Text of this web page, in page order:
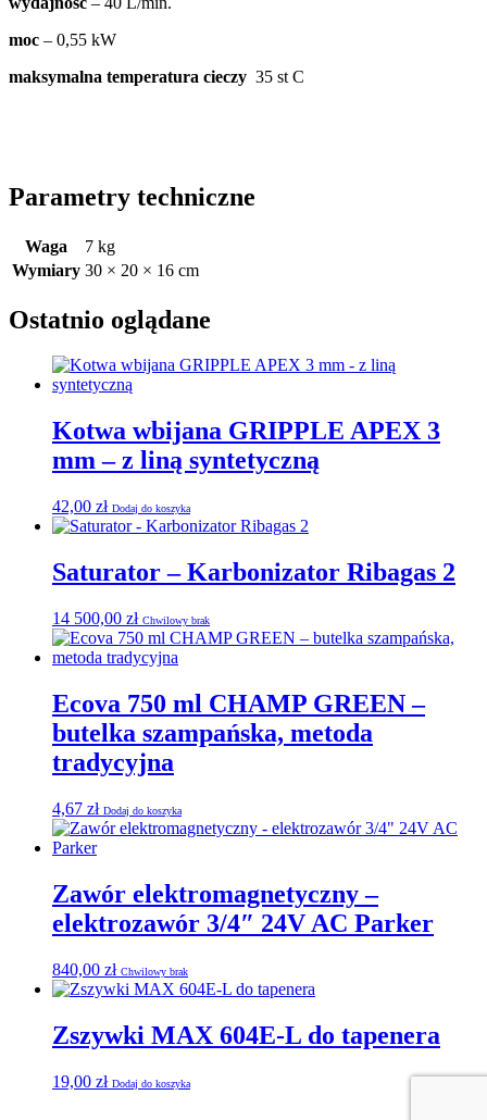
moc – 0,55 kW
maksymalna temperatura cieczy 35 st C
Parametry techniczne
Waga
7 kg
Wymiary 30 × 20 × 16 cm
Ostatnio oglądane
Kotwa wbijana GRIPPLE APEX 3
mm – z liną syntetyczną
42,00 zł Dodaj do koszyka
Saturator – Karbonizator Ribagas 2
14 500,00 zł Chwilowy brak
Ecova 750 ml CHAMP GREEN –
butelka szampańska, metoda
tradycyjna
4,67 zł Dodaj do koszyka
Zawór elektromagnetyczny –
elektrozawór 3/4″ 24V AC Parker
840,00 zł Chwilowy brak
Zszywki MAX 604E-L do tapenera
19,00 zł Dodaj do koszyka